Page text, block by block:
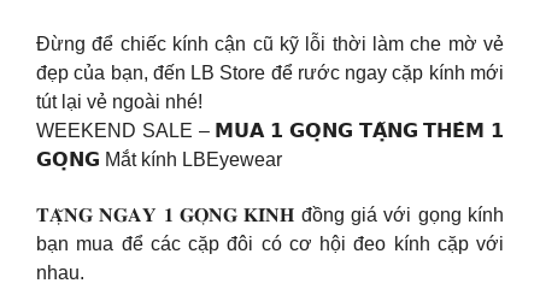
Đừng để chiếc kính cận cũ kỹ lỗi thời làm che mờ vẻ
đẹp của bạn, đến LB Store để rước ngay cặp kính mới
tút lại vẻ ngoài nhé!
WEEKEND SALE – 𝗠𝗨𝗔 𝟭 𝗚𝗢̣𝗡𝗚 𝗧𝗔̣̆𝗡𝗚 𝗧𝗛𝗘̂𝗠 𝟭
𝗚𝗢̣𝗡𝗚 Mắt kính LBEyewear
𝐓𝐀̣̆𝐍𝐆 𝐍𝐆𝐀𝐘 𝟏 𝐆𝐎̣𝐍𝐆 𝐊𝐈́𝐍𝐇 đồng giá với gọng kính
bạn mua để các cặp đôi có cơ hội đeo kính cặp với
nhau.